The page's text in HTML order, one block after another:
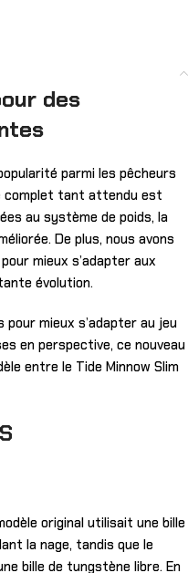
des
parmi les pêcheurs
complet tant attendu est
au système de poids, la
De plus, nous avons
mieux s’adapter aux
évolution.
mieux s’adapter au jeu
en perspective, ce nouveau
entre le Tide Minnow Slim
original utilisait une bille
la nage, tandis que le
bille de tungstène libre. En